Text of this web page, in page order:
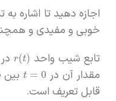
خوبی و مفیدی و
تابع شیب واحد
r(t) در شکل ۱ را
مقدار آن در
t = 0 بین
قابل تعریف است.